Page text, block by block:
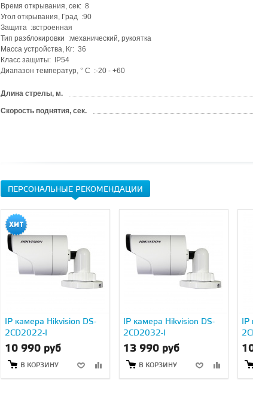
Время открывания, сек: 8
Угол открывания, Град :90
Защита :встроенная
Тип разблокировки :механический, рукоятка
Масса устройства, Кг: 36
Класс защиты: IP54
Диапазон температур, ° C :-20 - +60
Длина стрелы, м.
Скорость поднятия, сек.
ПЕРСОНАЛЬНЫЕ РЕКОМЕНДАЦИИ
IP камера Hikvision DS-
2CD2022-I
10 990 руб
В КОРЗИНУ
IP камера Hikvision DS-
2CD2032-I
13 990 руб
В КОРЗИНУ
IP